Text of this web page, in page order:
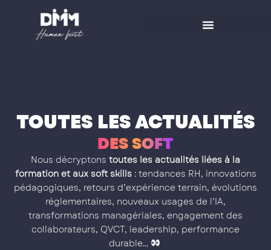
TOUTES LES ACTUALITÉS
SSOFTSK
Nous décryptons toutes les actualités liées à la
formation et aux soft skills: tendances RH, innovations
pédagogiques, retours d’expérience terrain, évolutions
réglementaires, nouveaux usages de l’IA,
transformations managériales, engagement des
collaborateurs, QVCT, leadership, performance
durable…